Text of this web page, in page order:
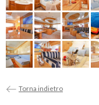
Torna indietro